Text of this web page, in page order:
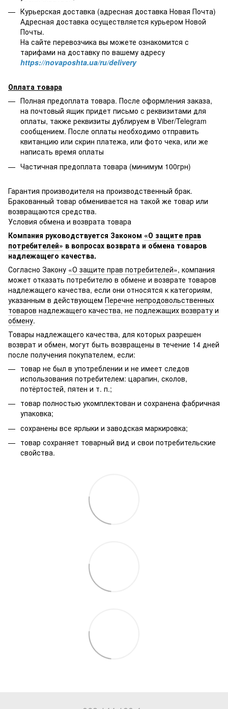
Курьерская доставка (адресная доставка Новая Почта)
Адресная доставка осуществляется курьером Новой
Почты.
На сайте перевозчика вы можете ознакомится с
тарифами на доставку по вашему адресу
https://novaposhta.ua/ru/delivery
Оплата товара
Полная предоплата товара. После оформления заказа,
на почтовый ящик придет письмо с реквизитами для
оплаты, также реквизиты дублируем в Viber/Telegram
сообщением. После оплаты необходимо отправить
квитанцию или скрин платежа, или фото чека, или же
написать время оплаты
Частичная предоплата товара (минимум 100грн)
Гарантия производителя на производственный брак.
Бракованный товар обменивается на такой же товар или
возвращаются средства.
Условия обмена и возврата товара
Компания руководствуется Законом «О защите прав
потребителей» в вопросах возврата и обмена товаров
надлежащего качества.
Согласно Закону «О защите прав потребителей», компания
может отказать потребителю в обмене и возврате товаров
надлежащего качества, если они относятся к категориям,
указанным в действующем Перечне непродовольственных
товаров надлежащего качества, не подлежащих возврату и
обмену.
Товары надлежащего качества, для которых разрешен
возврат и обмен, могут быть возвращены в течение 14 дней
после получения покупателем, если:
товар не был в употреблении и не имеет следов
использования потребителем: царапин, сколов,
потёртостей, пятен и т. п.;
товар полностью укомплектован и сохранена фабричная
упаковка;
сохранены все ярлыки и заводская маркировка;
товар сохраняет товарный вид и свои потребительские
свойства.